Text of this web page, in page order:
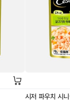
시저 파우치 시